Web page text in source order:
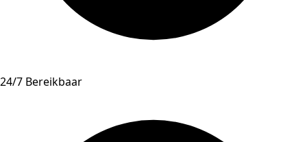
24/7 Bereikbaar